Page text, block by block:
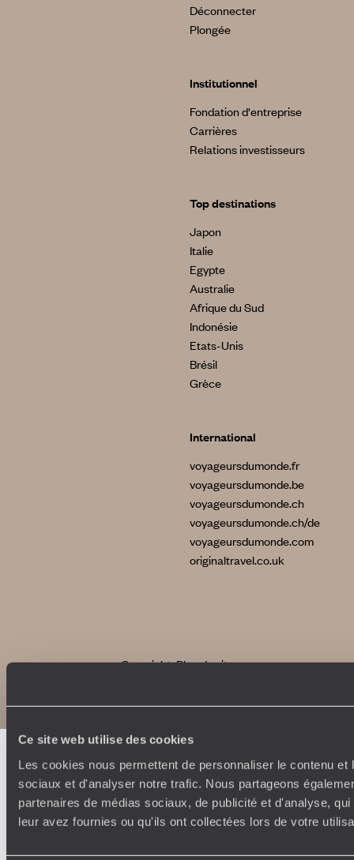
Ce site web utilise des cookies
Les cookies nous permettent de personnaliser le contenu
sociaux et d'analyser notre trafic. Nous partageons
partenaires de médias sociaux, de publicité et d'analyse,
leur avez fournies ou qu'ils ont collectées lors de votre
Déconnecter
Plongée
Institutionnel
Fondation d'entreprise
Carrières
Relations investisseurs
Top destinations
Japon
Italie
Egypte
Australie
Afrique du Sud
Indonésie
Etats-Unis
Brésil
Grèce
International
voyageursdumonde.fr
voyageursdumonde.be
voyageursdumonde.ch
voyageursdumonde.ch/de
voyageursdumonde.com
originaltravel.co.uk
CopyrightsPlan du site